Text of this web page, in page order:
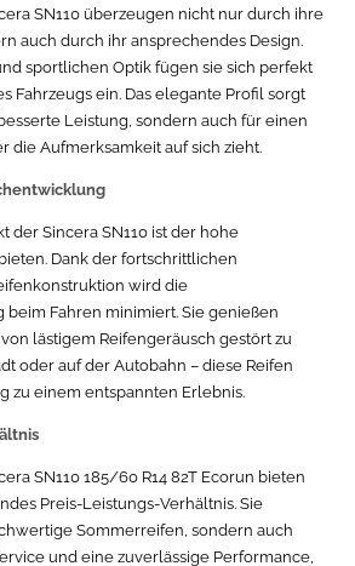
SN110 überzeugen nicht nur durch ihre
auch durch ihr ansprechendes Design.
sportlichen Optik fügen sie sich perfekt
Fahrzeugs ein. Das elegante Profil sorgt
Leistung, sondern auch für einen
die Aufmerksamkeit auf sich zieht.
der Sincera SN110 ist der hohe
Dank der fortschrittlichen
wird die
Fahren minimiert. Sie genießen
lästigem Reifengeräusch gestört zu
oder auf der Autobahn – diese Reifen
zu einem entspannten Erlebnis.
SN110 185/60 R14 82T Ecorun bieten
Preis-Leistungs-Verhältnis. Sie
Sommerreifen, sondern auch
und eine zuverlässige Performance,